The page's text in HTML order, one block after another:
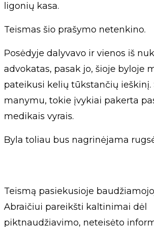
ligonių kasa.
Teismas šio prašymo netenkino.
Posėdyje dalyvavo ir vienos iš
advokatas, pasak jo, šioje byloje
pateikusi kelių tūkstančių ieškinį.
manymu, tokie įvykiai pakerta
medikais vyrais.
Byla toliau bus nagrinėjama
Teismą pasiekusioje
Abraičiui pareikšti kaltinimai dėl
piktnaudžiavimo, neteisėto